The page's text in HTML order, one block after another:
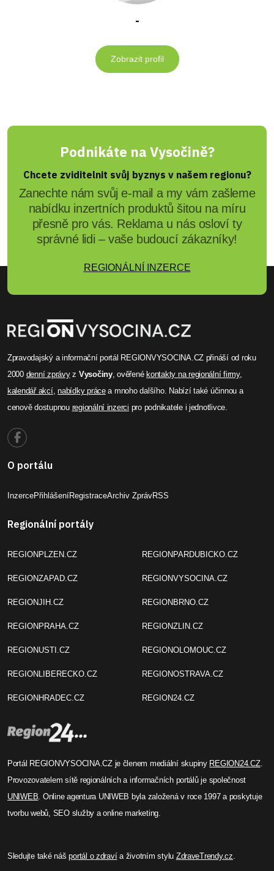
-
Zobrazit profil
Podnikáte na Vysočině?
Chcete zviditelnit svůj byznys v našem regionu?
Zanechte nám svůj e-mail a my vám zašleme
nabídku inzertních produktů šitou na míru
přesně pro vás. Reklama u nás osloví ty
správné lidi – vaše budoucí zákazníky!
REGIONÁLNÍ INZERCE
Zpravodajský a informační portál REGIONVYSOCINA.CZ přináší od roku
2000 denní zprávyz Vysočiny, ověřené kontakty na regionální firmy,
kalendář akcí,nabídky prácea mnoho dalšího. Nabízí také účinnou a
cenově dostupnou regionální inzerci pro podnikatele i jednotlivce.
O portálu
InzercePřihlášeníRegistraceArchiv ZprávRSS
Regionální portály
REGIONPLZEN.CZ
REGIONZAPAD.CZ
REGIONJIH.CZ
REGIONPRAHA.CZ
REGIONUSTI.CZ
REGIONLIBERECKO.CZ
REGIONHRADEC.CZ
REGIONPARDUBICKO.CZ
REGIONVYSOCINA.CZ
REGIONBRNO.CZ
REGIONZLIN.CZ
REGIONOLOMOUC.CZ
REGIONOSTRAVA.CZ
REGION24.CZ
Portál REGIONVYSOCINA.CZ je členem mediální skupiny REGION24.CZ.
Provozovatelem sítě regionálních a informačních portálů je společnost
UNIWEB. Online agentura UNIWEB byla založená v roce 1997 a poskytuje
tvorbu webů, SEO služby a online marketing.
Sledujte také nášportál o zdravía životním stylu ZdraveTrendy.cz.